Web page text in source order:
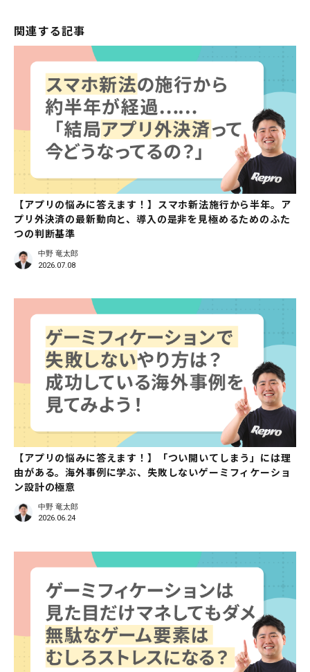
関連する記事
【アプリの悩みに答えます！】スマホ新法施行から半年。ア
プリ外決済の最新動向と、導入の是非を見極めるためのふた
つの判断基準
中野 竜太郎
2026.07.08
【アプリの悩みに答えます！】「つい開いてしまう」には理
由がある。海外事例に学ぶ、失敗しないゲーミフィケーショ
ン設計の極意
中野 竜太郎
2026.06.24